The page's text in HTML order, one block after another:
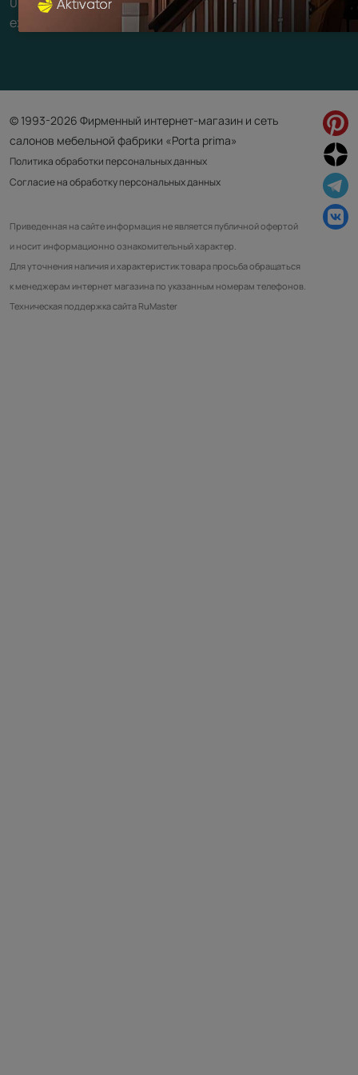
ежедневно
© 1993-2026 Фирменный интернет-магазин и сеть
салонов мебельной фабрики «Porta prima»
Политика обработки персональных данных
Согласие на обработку персональных данных
Приведенная на сайте информация не является публичной офертой
и носит информационно ознакомительный характер.
Для уточнения наличия и характеристик товара просьба обращаться
к менеджерам интернет магазина по указанным номерам телефонов.
Техническая поддержка сайта RuMaster